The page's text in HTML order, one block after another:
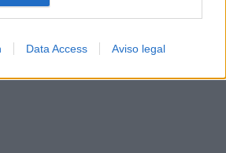
Data Access Aviso legal